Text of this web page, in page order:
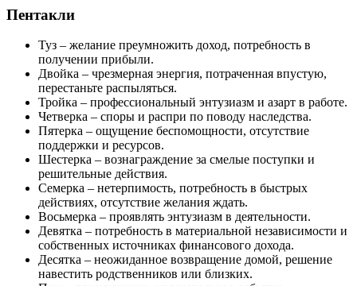
Пентакли
Туз – желание преумножить доход, потребность в
получении прибыли.
Двойка – чрезмерная энергия, потраченная впустую,
перестаньте распыляться.
Тройка – профессиональный энтузиазм и азарт в работе.
Четверка – споры и распри по поводу наследства.
Пятерка – ощущение беспомощности, отсутствие
поддержки и ресурсов.
Шестерка – вознаграждение за смелые поступки и
решительные действия.
Семерка – нетерпимость, потребность в быстрых
действиях, отсутствие желания ждать.
Восьмерка – проявлять энтузиазм в деятельности.
Девятка – потребность в материальной независимости и
собственных источниках финансового дохода.
Десятка – неожиданное возвращение домой, решение
навестить родственников или близких.